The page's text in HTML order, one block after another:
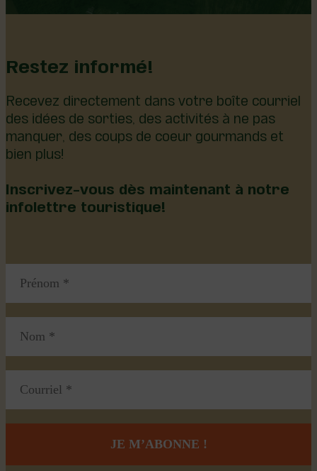
Restez informé!
Recevez directement dans votre boîte courriel
des idées de sorties, des activités à ne pas
manquer, des coups de coeur gourmands et
bien plus!
Inscrivez-vous dès maintenant à notre
infolettre touristique!